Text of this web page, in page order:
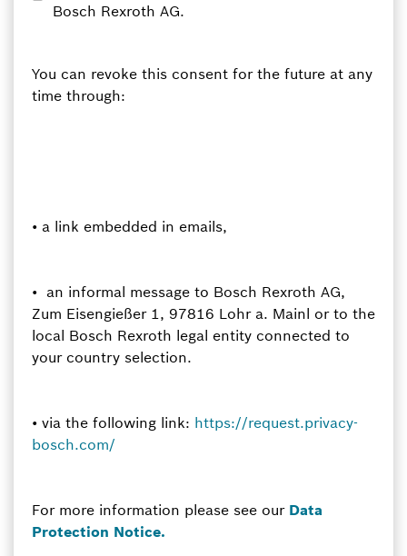
Bosch Rexroth AG.
You can revoke this consent for the future at any
time through:
• a link embedded in emails,
• an informal message to Bosch Rexroth AG,
Zum Eisengießer 1, 97816 Lohr a. Mainl or to the
local Bosch Rexroth legal entity connected to
your country selection.
• via the following link: https://request.privacy-
bosch.com/
For more information please see our Data
Protection Notice.